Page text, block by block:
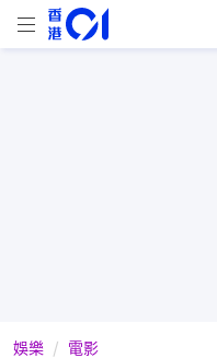
娛樂 電影